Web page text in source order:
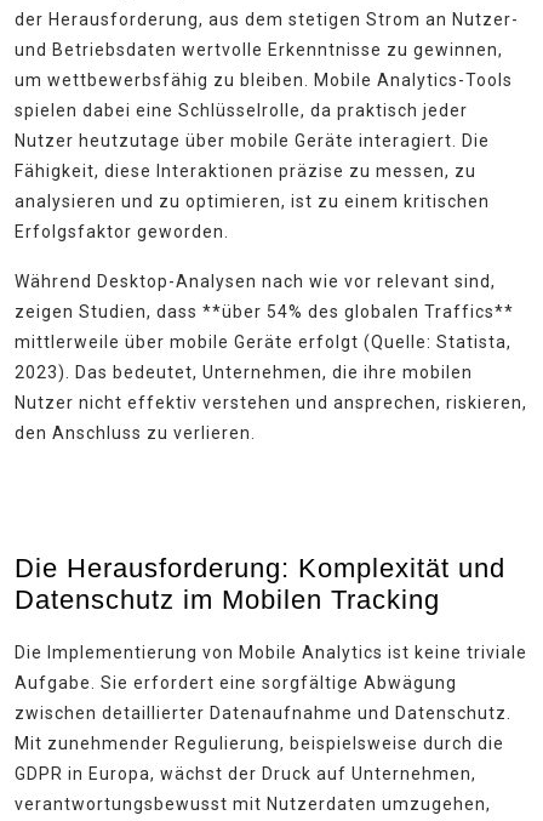
der Herausforderung, aus dem stetigen Strom an Nutzer-
und Betriebsdaten wertvolle Erkenntnisse zu gewinnen,
um wettbewerbsfähig zu bleiben. Mobile Analytics-Tools
spielen dabei eine Schlüsselrolle, da praktisch jeder
Nutzer heutzutage über mobile Geräte interagiert. Die
Fähigkeit, diese Interaktionen präzise zu messen, zu
analysieren und zu optimieren, ist zu einem kritischen
Erfolgsfaktor geworden.
Während Desktop-Analysen nach wie vor relevant sind,
zeigen Studien, dass **über 54% des globalen Traffics**
mittlerweile über mobile Geräte erfolgt (Quelle: Statista,
2023). Das bedeutet, Unternehmen, die ihre mobilen
Nutzer nicht effektiv verstehen und ansprechen, riskieren,
den Anschluss zu verlieren.
Die Herausforderung: Komplexität und
Datenschutz im Mobilen Tracking
Die Implementierung von Mobile Analytics ist keine triviale
Aufgabe. Sie erfordert eine sorgfältige Abwägung
zwischen detaillierter Datenaufnahme und Datenschutz.
Mit zunehmender Regulierung, beispielsweise durch die
GDPR in Europa, wächst der Druck auf Unternehmen,
verantwortungsbewusst mit Nutzerdaten umzugehen,